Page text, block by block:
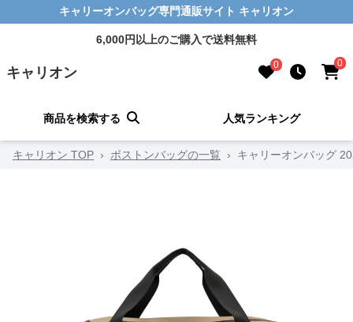
キャリーオンバッグ専門通販サイト キャリオン
6,000円以上のご購入で送料無料
キャリオン 0 0
商品を検索する 人気ランキング
キャリオン TOP › ボストンバッグの一覧 › キャリーオンバッグ